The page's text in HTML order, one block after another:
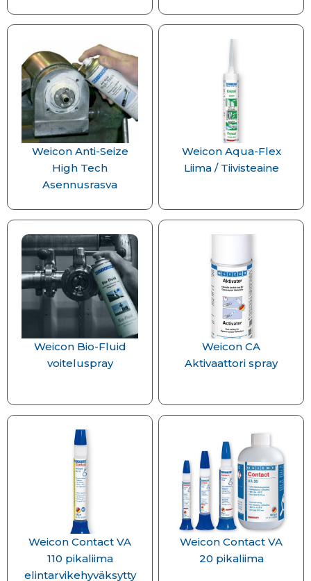
Weicon Anti-Seize
High Tech
Asennusrasva
Weicon Aqua-Flex
Liima / Tiivisteaine
Weicon Bio-Fluid
voiteluspray
Weicon CA
Aktivaattori spray
Weicon Contact VA
110 pikaliima
elintarvikehyväksytty
Weicon Contact VA
20 pikaliima